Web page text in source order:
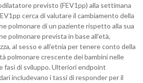
previsto (FEV1pp) alla settimana
cerca di valutare il cambiamento della
polmonare di un paziente rispetto alla sua
polmonare prevista in base all’età,
al sesso e all’etnia per tenere conto della
polmonare crescente dei bambini nelle
fasi di sviluppo. Ulteriori endpoint
includevano i tassi di responder per il